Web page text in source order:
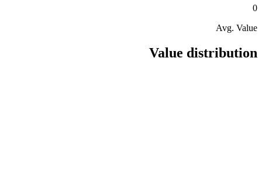
0
Avg. Value
Value distribution